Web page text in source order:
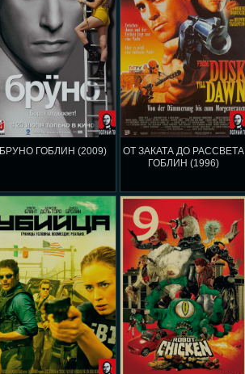
БРУНО ГОБЛИН (2009)
ОТ ЗАКАТА ДО РАССВЕТА
ГОБЛИН (1996)